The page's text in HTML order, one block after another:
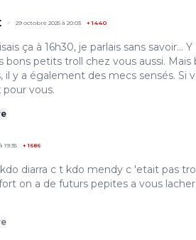
29 octobre 2025 à 20:03 +1440
ça à 16h30, je parlais sans savoir... Y
bons petits troll chez vous aussi. Mais
il y a également des mecs sensés. Si
vous.
19:35 +1686
diarra c t kdo mendy c 'etait pas
on a de futurs pepites a vous